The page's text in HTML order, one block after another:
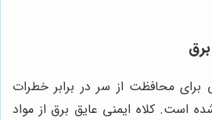
برای محافظت از سر در برابر خطرات
است. کلاه ایمنی عایق برق از مواد